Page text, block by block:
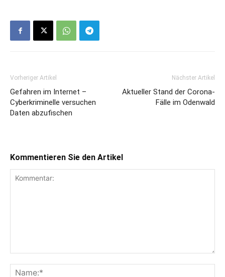
Vorheriger Artikel
Gefahren im Internet –
Cyberkriminelle versuchen
Daten abzufischen
Nächster Artikel
Aktueller Stand der Corona-
Fälle im Odenwald
Kommentieren Sie den Artikel